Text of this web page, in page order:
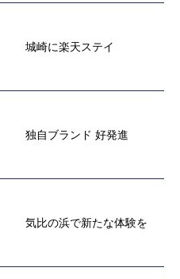
城崎に楽天ステイ
独自ブランド 好発進
気比の浜で新たな体験を